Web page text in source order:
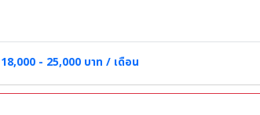
คุณสมบัติด้านความรู้และความสามารถ
- บุคลิกภาพดี มีใจรักบริการ
18,000 - 25,000 บาท / เดือน